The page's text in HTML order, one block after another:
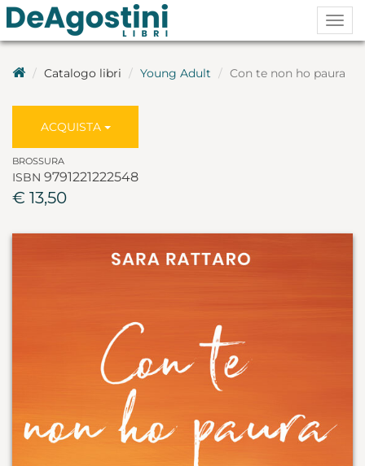
Catalogo libri Young Adult Con te non ho paura
ACQUISTA
BROSSURA
ISBN 9791221222548
€ 13,50